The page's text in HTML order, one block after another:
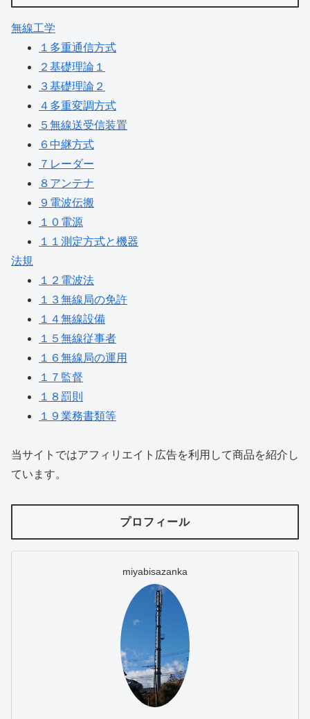
無線工学
１多重通信方式
２基礎理論１
３基礎理論２
４多重変調方式
５無線送受信装置
６中継方式
７レーダー
８アンテナ
９電波伝搬
１０電源
１１測定方式と機器
法規
１２電波法
１３無線局の免許
１４無線設備
１５無線従事者
１６無線局の運用
１７監督
１８罰則
１９業務書類等
当サイトではアフィリエイト広告を利用して商品を紹介し
ています。
プロフィール
miyabisazanka